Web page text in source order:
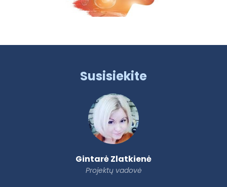
Susisiekite
Gintarė Zlatkienė
Projektų vadovė